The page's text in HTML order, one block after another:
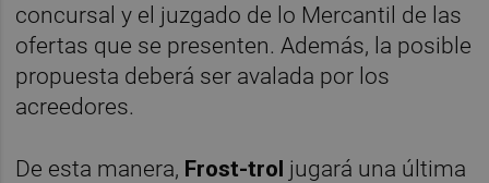
concursal y el juzgado de lo Mercantil de las
ofertas que se presenten. Además, la posible
propuesta deberá ser avalada por los
acreedores.
De esta manera, Frost-trol jugará una última